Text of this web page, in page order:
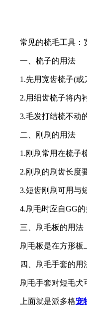
常见的梳毛工具：
一、梳子的用法
1.先用宽齿梳子(或
2.用细齿梳子将内
3.毛发打结梳不动
二、刚刷的用法
1.刚刷常用在梳子
2.刚刷的刷齿长度
3.短齿刚刷可用与
4.刷毛时应自GG
三、刷毛板的用法
刷毛板是在方形板
四、刷毛手套的用
刷毛手套对短毛犬
上面就是派多格宠